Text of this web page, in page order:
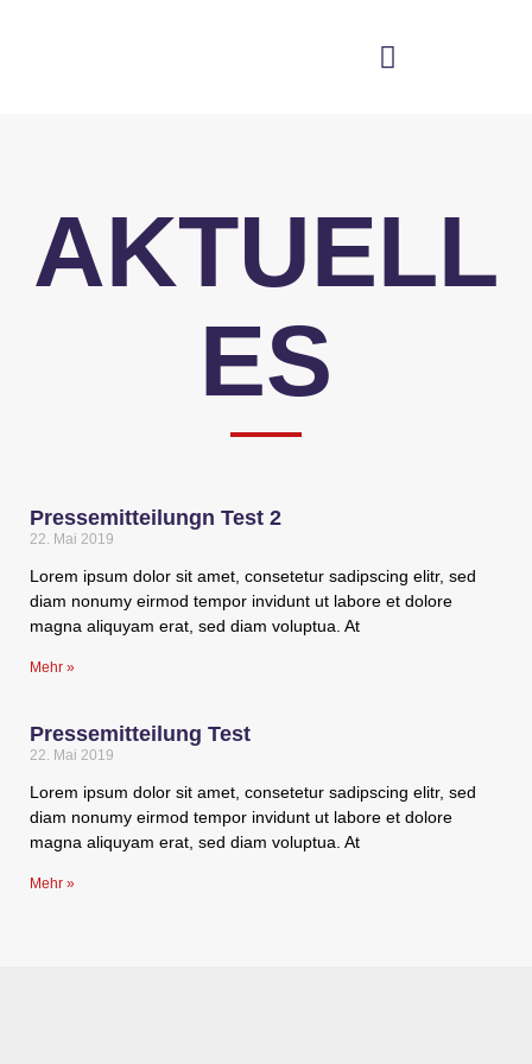
AKTUELL
ES
Pressemitteilungn Test 2
22. Mai 2019
Lorem ipsum dolor sit amet, consetetur sadipscing elitr, sed
diam nonumy eirmod tempor invidunt ut labore et dolore
magna aliquyam erat, sed diam voluptua. At
Mehr »
Pressemitteilung Test
22. Mai 2019
Lorem ipsum dolor sit amet, consetetur sadipscing elitr, sed
diam nonumy eirmod tempor invidunt ut labore et dolore
magna aliquyam erat, sed diam voluptua. At
Mehr »